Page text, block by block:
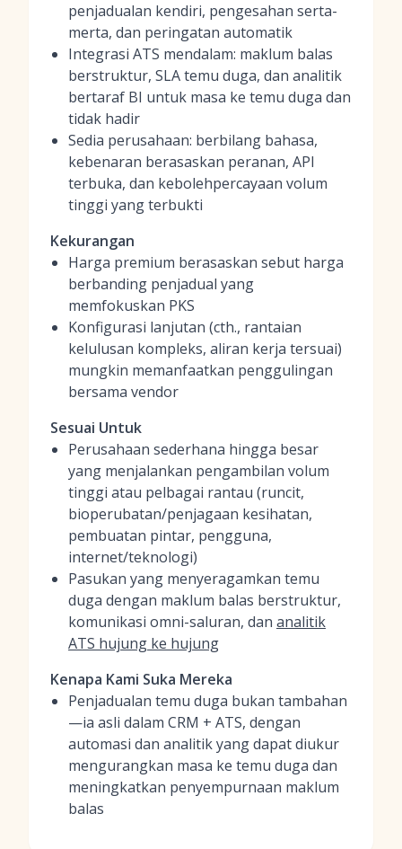
penjadualan kendiri, pengesahan serta-
merta, dan peringatan automatik
Integrasi ATS mendalam: maklum balas
berstruktur, SLA temu duga, dan analitik
bertaraf BI untuk masa ke temu duga dan
tidak hadir
Sedia perusahaan: berbilang bahasa,
kebenaran berasaskan peranan, API
terbuka, dan kebolehpercayaan volum
tinggi yang terbukti
Kekurangan
Harga premium berasaskan sebut harga
berbanding penjadual yang
memfokuskan PKS
Konfigurasi lanjutan (cth., rantaian
kelulusan kompleks, aliran kerja tersuai)
mungkin memanfaatkan penggulingan
bersama vendor
Sesuai Untuk
Perusahaan sederhana hingga besar
yang menjalankan pengambilan volum
tinggi atau pelbagai rantau (runcit,
bioperubatan/penjagaan kesihatan,
pembuatan pintar, pengguna,
internet/teknologi)
Pasukan yang menyeragamkan temu
duga dengan maklum balas berstruktur,
komunikasi omni-saluran, dan analitik
ATS hujung ke hujung
Kenapa Kami Suka Mereka
Penjadualan temu duga bukan tambahan
—ia asli dalam CRM + ATS, dengan
automasi dan analitik yang dapat diukur
mengurangkan masa ke temu duga dan
meningkatkan penyempurnaan maklum
balas